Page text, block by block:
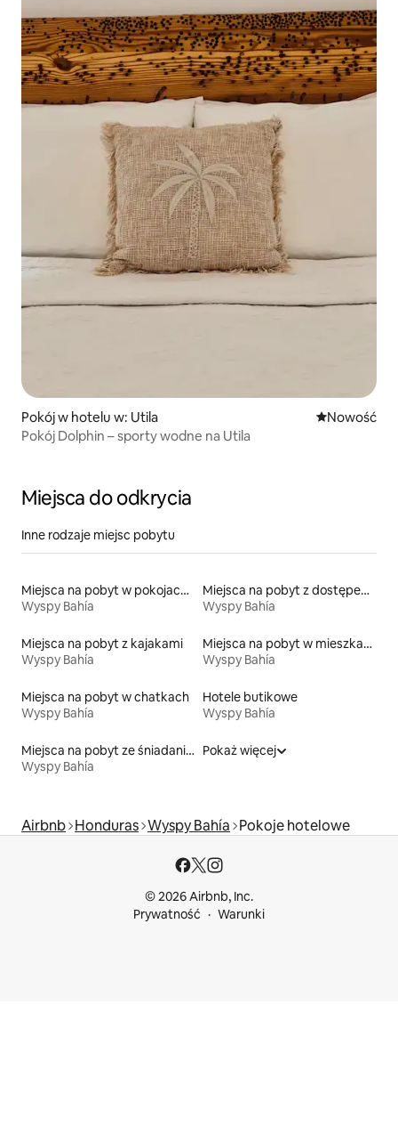
Pokój w hotelu w: Utila Nowe
Nowość
Pokój Dolphin – sporty wodne na Utila
Miejsca do odkrycia
Inne rodzaje miejsc pobytu
Miejsca na pobyt w pokojach prywatnych z łazienką
Wyspy Bahía
Miejsca na pobyt z dostępem do plaży
Wyspy Bahía
Miejsca na pobyt z kajakami
Wyspy Bahía
Miejsca na pobyt w mieszkaniach
Wyspy Bahía
Miejsca na pobyt w chatkach
Wyspy Bahía
Hotele butikowe
Wyspy Bahía
Miejsca na pobyt ze śniadaniem
Wyspy Bahía
Pokaż więcej
Airbnb Honduras Wyspy Bahía Pokoje hotelowe
© 2026 Airbnb, Inc.
Prywatność
Warunki